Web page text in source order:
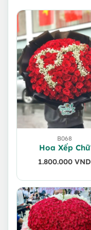
B068
Hoa Xếp Chữ
1.800.000 VND